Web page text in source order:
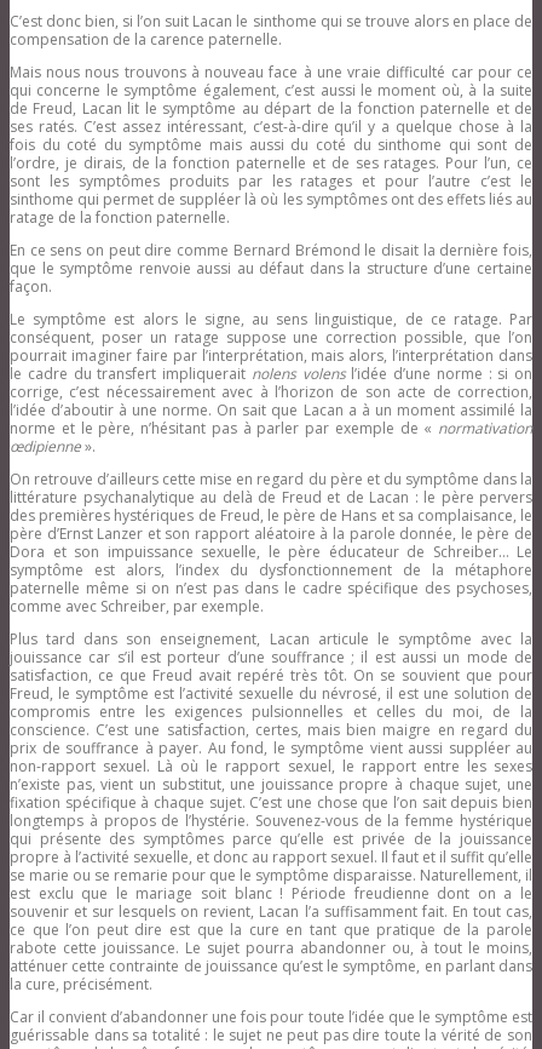
C’est donc bien, si l’on suit Lacan le sinthome qui se trouve alors en place de
compensation de la carence paternelle.
Mais nous nous trouvons à nouveau face à une vraie difficulté car pour ce
qui concerne le symptôme également, c’est aussi le moment où, à la suite
de Freud, Lacan lit le symptôme au départ de la fonction paternelle et de
ses ratés. C’est assez intéressant, c’est-à-dire qu’il y a quelque chose à la
fois du coté du symptôme mais aussi du coté du sinthome qui sont de
l’ordre, je dirais, de la fonction paternelle et de ses ratages. Pour l’un, ce
sont les symptômes produits par les ratages et pour l’autre c’est le
sinthome qui permet de suppléer là où les symptômes ont des effets liés au
ratage de la fonction paternelle.
En ce sens on peut dire comme Bernard Brémond le disait la dernière fois,
que le symptôme renvoie aussi au défaut dans la structure d’une certaine
façon.
Le symptôme est alors le signe, au sens linguistique, de ce ratage. Par
conséquent, poser un ratage suppose une correction possible, que l’on
pourrait imaginer faire par l’interprétation, mais alors, l’interprétation dans
le cadre du transfert impliquerait nolens volens l’idée d’une norme : si on
corrige, c’est nécessairement avec à l’horizon de son acte de correction,
l’idée d’aboutir à une norme. On sait que Lacan a à un moment assimilé la
norme et le père, n’hésitant pas à parler par exemple de « normativation
œdipienne».
On retrouve d’ailleurs cette mise en regard du père et du symptôme dans la
littérature psychanalytique au delà de Freud et de Lacan : le père pervers
des premières hystériques de Freud, le père de Hans et sa complaisance, le
père d’Ernst Lanzer et son rapport aléatoire à la parole donnée, le père de
Dora et son impuissance sexuelle, le père éducateur de Schreiber… Le
symptôme est alors, l’index du dysfonctionnement de la métaphore
paternelle même si on n’est pas dans le cadre spécifique des psychoses,
comme avec Schreiber, par exemple.
Plus tard dans son enseignement, Lacan articule le symptôme avec la
jouissance car s’il est porteur d’une souffrance ; il est aussi un mode de
satisfaction, ce que Freud avait repéré très tôt. On se souvient que pour
Freud, le symptôme est l’activité sexuelle du névrosé, il est une solution de
compromis entre les exigences pulsionnelles et celles du moi, de la
conscience. C’est une satisfaction, certes, mais bien maigre en regard du
prix de souffrance à payer. Au fond, le symptôme vient aussi suppléer au
non-rapport sexuel. Là où le rapport sexuel, le rapport entre les sexes
n’existe pas, vient un substitut, une jouissance propre à chaque sujet, une
fixation spécifique à chaque sujet. C’est une chose que l’on sait depuis bien
longtemps à propos de l’hystérie. Souvenez-vous de la femme hystérique
qui présente des symptômes parce qu’elle est privée de la jouissance
propre à l’activité sexuelle, et donc au rapport sexuel. Il faut et il suffit qu’elle
se marie ou se remarie pour que le symptôme disparaisse. Naturellement, il
est exclu que le mariage soit blanc ! Période freudienne dont on a le
souvenir et sur lesquels on revient, Lacan l’a suffisamment fait. En tout cas,
ce que l’on peut dire est que la cure en tant que pratique de la parole
rabote cette jouissance. Le sujet pourra abandonner ou, à tout le moins,
atténuer cette contrainte de jouissance qu’est le symptôme, en parlant dans
la cure, précisément.
Car il convient d’abandonner une fois pour toute l’idée que le symptôme est
guérissable dans sa totalité : le sujet ne peut pas dire toute la vérité de son